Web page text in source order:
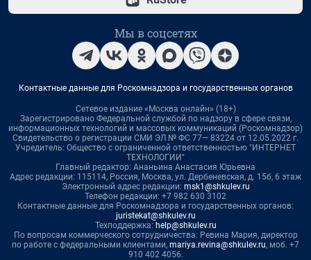
Мы в соцсетях
Контактные данные для Роскомнадзора и государственных органов
Сетевое издание «Москва онлайн» (18+)
Зарегистрировано Федеральной службой по надзору в сфере связи,
информационных технологий и массовых коммуникаций (Роскомнадзор)
Свидетельство о регистрации СМИ ЭЛ № ФС 77— 83224 от 12.05.2022 г.
Учредитель: Общество с ограниченной ответственностью "ИНТЕРНЕТ
ТЕХНОЛОГИИ"
Главный редактор: Ананьина Анастасия Юрьевна
Адрес редакции: 115114, Россия, Москва, ул. Дербеневская, д. 15б, 6 этаж
Электронный адрес редакции: msk1@shkulev.ru
Телефон редакции: +7 982 630 3102
Контактные данные для Роскомнадзора и государственных органов:
juristekat@shkulev.ru
Техподдержка: help@shkulev.ru
По вопросам коммерческого сотрудничества: Ревина Мария, директор
по работе с федеральными клиентами, mariya.revina@shkulev.ru, моб. +7
910 402 4056.